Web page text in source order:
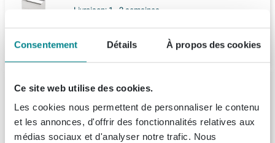
Consentement Détails À propos des cookies
Ce site web utilise des cookies.
Les cookies nous permettent de personnaliser le contenu
et les annonces, d'offrir des fonctionnalités relatives aux
médias sociaux et d'analyser notre trafic. Nous
Livraison: 1 - 2 semaines
1.206, 36
Saniclass Chacito Ensemble meuble de
salle de bains - 60x40x55cm - peu profond
- 2 tiroirs - sans poignées - vasque blanc
brillant - 1 trou de robinet - cotton mat
(beige)
Livraison:1 - 2 semaines